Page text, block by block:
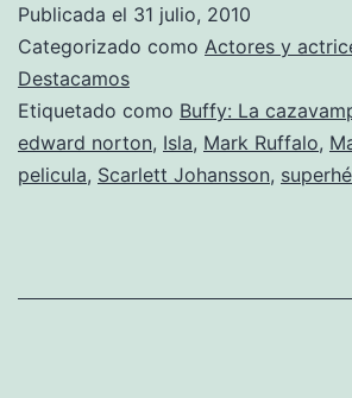
el
Publicada el 31 julio, 2010
Categorizado como Actores y
Destacamos
Etiquetado como Buffy: La
edward norton, Isla, Mark Ruffalo,
pelicula, Scarlett Johansson,